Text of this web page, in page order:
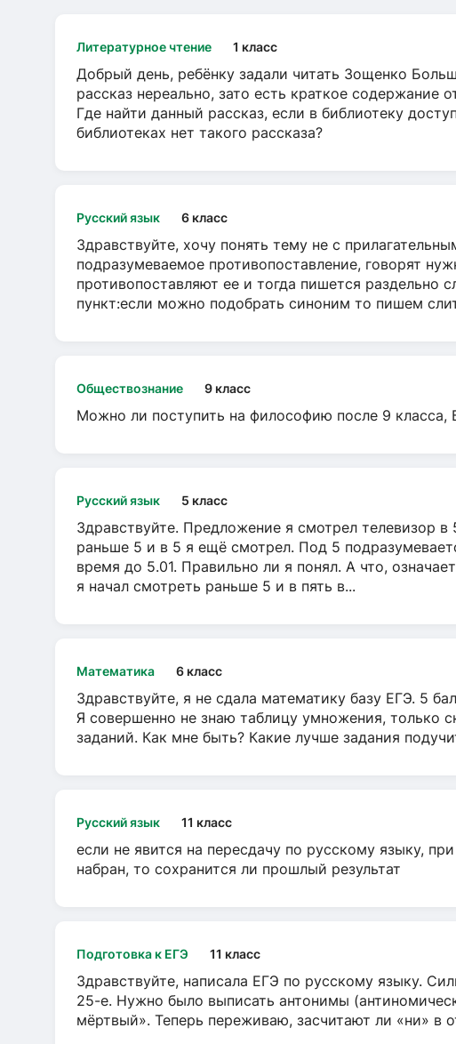
Литературное чтение 1 класс
Добрый день, ребёнку задали читать Зощенко
рассказ нереально, зато есть краткое содержание
Где найти данный рассказ, если в библиотеку
библиотеках нет такого рассказа?
Русский язык 6 класс
Здравствуйте, хочу понять тему не с
подразумеваемое противопоставление, говорят
противопоставляют ее и тогда пишется раздельно
пункт:если можно подобрать синоним то пишем
Обществознание 9 класс
Можно ли поступить на философию после 9 класса,
Русский язык 5 класс
Здравствуйте. Предложение я смотрел телевизор в
раньше 5 и в 5 я ещё смотрел. Под 5
время до 5.01. Правильно ли я понял. А что,
я начал смотреть раньше 5 и в пять в...
Математика 6 класс
Здравствуйте, я не сдала математику базу ЕГЭ. 5
Я совершенно не знаю таблицу умножения, только
заданий. Как мне быть? Какие лучше задания
Русский язык 11 класс
если не явится на пересдачу по русскому языку,
набран, то сохранится ли прошлый результат
Подготовка к ЕГЭ 11 класс
Здравствуйте, написала ЕГЭ по русскому языку.
25-е. Нужно было выписать антонимы
мёртвый». Теперь переживаю, засчитают ли «ни» в